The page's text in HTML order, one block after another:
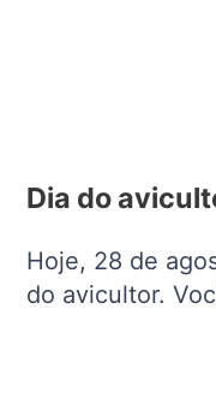
Dia do
Hoje, 28 de
do avicultor.